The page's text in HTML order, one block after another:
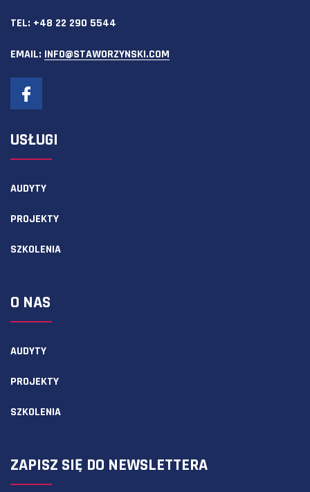
TEL: +48 22 290 5544
EMAIL: INFO@STAWORZYNSKI.COM
USŁUGI
AUDYTY
PROJEKTY
SZKOLENIA
O NAS
AUDYTY
PROJEKTY
SZKOLENIA
ZAPISZ SIĘ DO NEWSLETTERA